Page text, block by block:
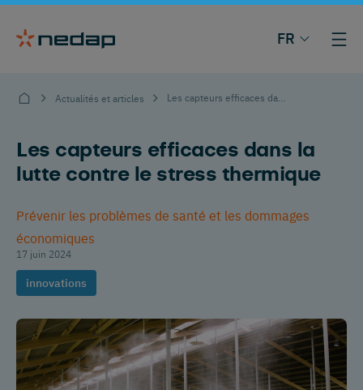
FR
Actualités et articles
Les capteurs efficaces dans la
lutte contre le stress thermique
Prévenir les problèmes de santé et les dommages
économiques
17 juin 2024
innovations